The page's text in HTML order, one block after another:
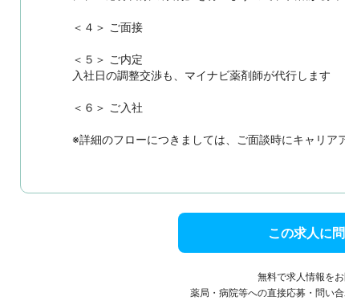
＜４＞ ご面接
＜５＞ ご内定
入社日の調整交渉も、マイナビ薬剤師が代行します
＜６＞ ご入社
※詳細のフローにつきましては、ご面談時にキャリア
この求人に
無料で求人情報を
薬局・病院等への直接応募・問い